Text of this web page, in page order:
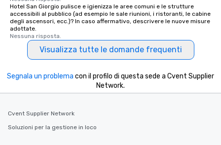
Hotel San Giorgio pulisce e igienizza le aree comuni e le strutture
accessibili al pubblico (ad esempio le sale riunioni, i ristoranti, le cabine
degli ascensori, ecc.)? In caso affermativo, descrivere le nuove misure
adottate.
Nessuna risposta.
Visualizza tutte le domande frequenti
Segnala un problema con il profilo di questa sede a Cvent Supplier
Network.
Cvent Supplier Network
Soluzioni per la gestione in loco